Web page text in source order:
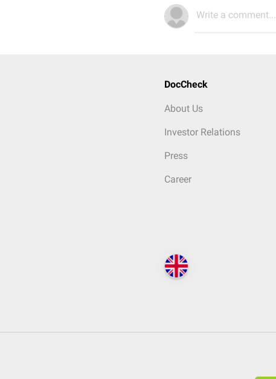
Write a comment...
DocCheck
About Us
Investor Relations
Press
Career